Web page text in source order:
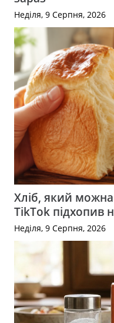
Неділя, 9 Серпня, 2026
Хліб, який можна
TikTok підхопив
Неділя, 9 Серпня, 2026